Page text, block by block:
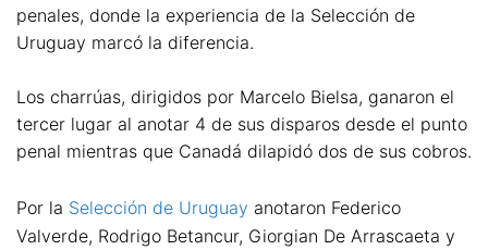
penales, donde la experiencia de la Selección de
Uruguay marcó la diferencia.
Los charrúas, dirigidos por Marcelo Bielsa, ganaron el
tercer lugar al anotar 4 de sus disparos desde el punto
penal mientras que Canadá dilapidó dos de sus cobros.
Por la Selección de Uruguay anotaron Federico
Valverde, Rodrigo Betancur, Giorgian De Arrascaeta y